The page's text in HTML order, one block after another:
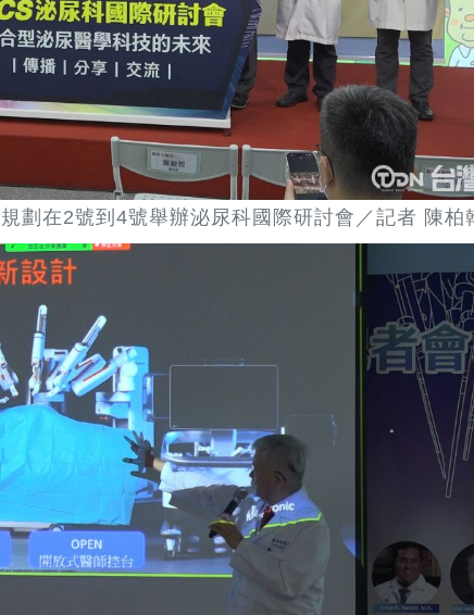
劃在2號到4號舉辦泌尿科國際研討會／記者 陳柏